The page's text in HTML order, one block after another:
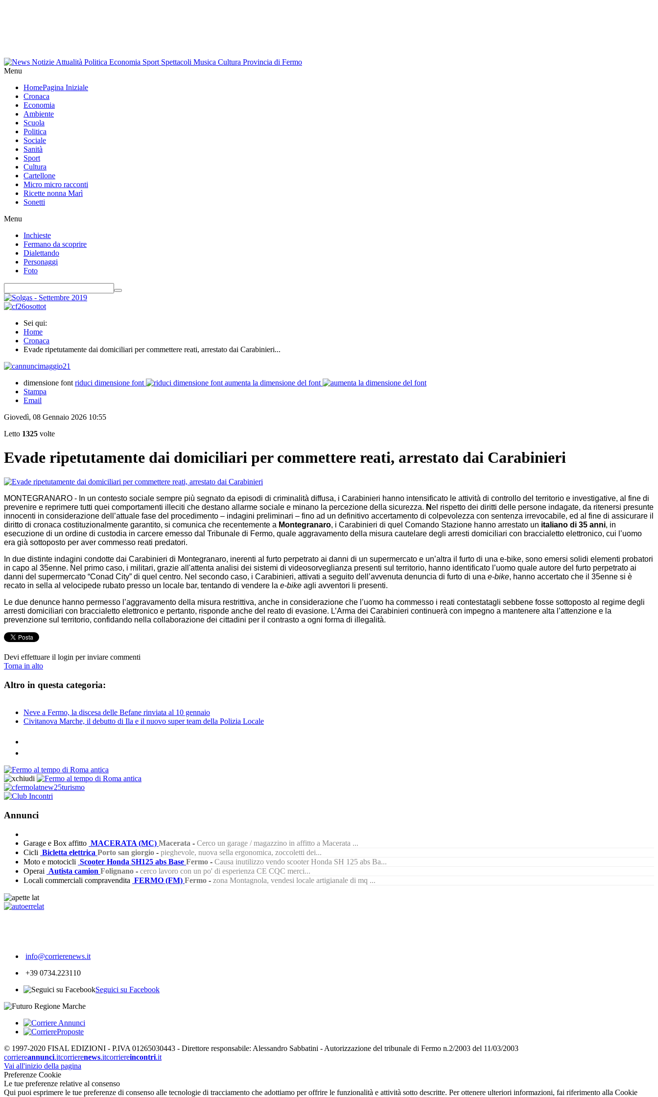
Menu
HomePagina Iniziale
Cronaca
Economia
Ambiente
Scuola
Politica
Sociale
Sanità
Sport
Cultura
Cartellone
Micro micro racconti
Ricette nonna Marì
Sonetti
Menu
Inchieste
Fermano da scoprire
Dialettando
Personaggi
Foto
Sei qui:
Home
Cronaca
Evade ripetutamente dai domiciliari per commettere reati, arrestato dai Carabinieri...
dimensione font riduci dimensione font
aumenta la dimensione del font
Stampa
Email
Giovedì, 08 Gennaio 2026 10:55
Letto 1325 volte
Evade ripetutamente dai domiciliari per commettere reati, arrestato dai Carabinieri
MONTEGRANARO - In un contesto sociale sempre più segnato da episodi di criminalità diffusa, i Carabinieri hanno intensificato le attività di controllo del territorio e investigative, al fine di
prevenire e reprimere tutti quei comportamenti illeciti che destano allarme sociale e minano la percezione della sicurezza. Nel rispetto dei diritti delle persone indagate, da ritenersi presunte
innocenti in considerazione dell’attuale fase del procedimento – indagini preliminari – fino ad un definitivo accertamento di colpevolezza con sentenza irrevocabile, ed al fine di assicurare il
diritto di cronaca costituzionalmente garantito, si comunica che recentemente a Montegranaro, i Carabinieri di quel Comando Stazione hanno arrestato un italiano di 35 anni, in
esecuzione di un ordine di custodia in carcere emesso dal Tribunale di Fermo, quale aggravamento della misura cautelare degli arresti domiciliari con braccialetto elettronico, cui l’uomo
era già sottoposto per aver commesso reati predatori.
In due distinte indagini condotte dai Carabinieri di Montegranaro, inerenti al furto perpetrato ai danni di un supermercato e un’altra il furto di una e-bike, sono emersi solidi elementi probatori
in capo al 35enne. Nel primo caso, i militari, grazie all'attenta analisi dei sistemi di videosorveglianza presenti sul territorio, hanno identificato l’uomo quale autore del furto perpetrato ai
danni del supermercato “Conad City” di quel centro. Nel secondo caso, i Carabinieri, attivati a seguito dell’avvenuta denuncia di furto di una e-bike, hanno accertato che il 35enne si è
recato in sella al velocipede rubato presso un locale bar, tentando di vendere la e-bike agli avventori li presenti.
Le due denunce hanno permesso l’aggravamento della misura restrittiva, anche in considerazione che l’uomo ha commesso i reati contestatagli sebbene fosse sottoposto al regime degli
arresti domiciliari con braccialetto elettronico e pertanto, risponde anche del reato di evasione. L’Arma dei Carabinieri continuerà con impegno a mantenere alta l’attenzione e la
prevenzione sul territorio, confidando nella collaborazione dei cittadini per il contrasto a ogni forma di illegalità.
Devi effettuare il login per inviare commenti
Torna in alto
Altro in questa categoria:
Neve a Fermo, la discesa delle Befane rinviata al 10 gennaio
Civitanova Marche, il debutto di Ila e il nuovo super team della Polizia Locale
Annunci
Garage e Box affitto MACERATA (MC) Macerata - Cerco un garage / magazzino in affitto a Macerata ...
Cicli Bicletta elettrica Porto san giorgio - pieghevole, nuova sella ergonomica, zoccoletti dei...
Moto e motocicli Scooter Honda SH125 abs Base Fermo - Causa inutilizzo vendo scooter Honda SH 125 abs Ba...
Operai Autista camion Folignano - cerco lavoro con un po' di esperienza CE CQC merci...
Locali commerciali compravendita FERMO (FM) Fermo - zona Montagnola, vendesi locale artigianale di mq ...
info@corrierenews.it
+39 0734.223110
Seguici su Facebook
© 1997-2020 FISAL EDIZIONI - P.IVA 01265030443 - Direttore responsabile: Alessandro Sabbatini - Autorizzazione del tribunale di Fermo n.2/2003 del 11/03/2003
corriereannunci.itcorrierenews.itcorriereincontri.it
Vai all'inizio della pagina
Preferenze Cookie
Le tue preferenze relative al consenso
Qui puoi esprimere le tue preferenze di consenso alle tecnologie di tracciamento che adottiamo per offrire le funzionalità e attività sotto descritte. Per ottenere ulteriori informazioni, fai riferimento alla Cookie